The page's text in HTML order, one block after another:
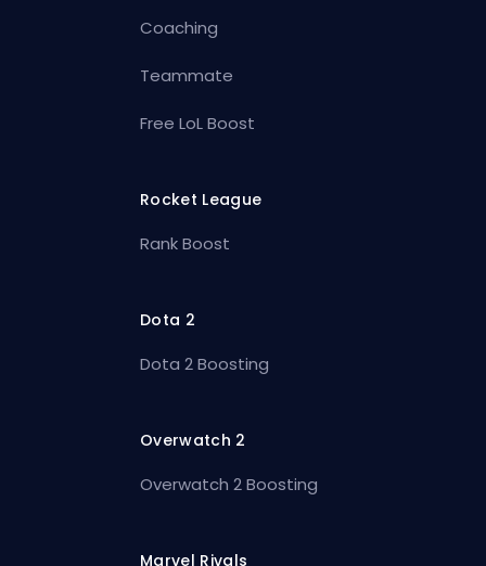
Coaching
Teammate
Free LoL Boost
Rocket League
Rank Boost
Dota 2
Dota 2 Boosting
Overwatch 2
Overwatch 2 Boosting
Marvel Rivals